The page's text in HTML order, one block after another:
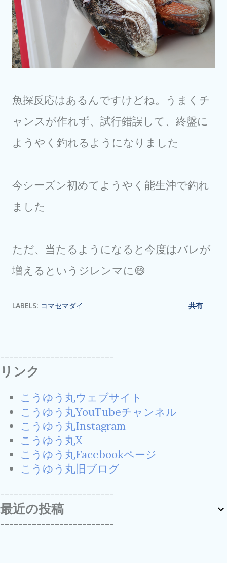
魚探反応はあるんですけどね。うまくチ
ャンスが作れず、試行錯誤して、終盤に
ようやく釣れるようになりました
今シーズン初めてようやく能生沖で釣れ
ました
ただ、当たるようになると今度はバレが
増えるというジレンマに😅
LABELS: コマセマダイ 共有
-------------------------
リンク
こうゆう丸ウェブサイト
こうゆう丸YouTubeチャンネル
こうゆう丸Instagram
こうゆう丸X
こうゆう丸Facebookページ
こうゆう丸旧ブログ
-------------------------
最近の投稿
-------------------------